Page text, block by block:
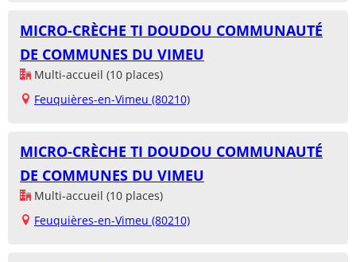
MICRO-CRÈCHE TI DOUDOU COMMUNAUTÉ
DE COMMUNES DU VIMEU
Multi-accueil (10 places)
Feuquières-en-Vimeu (80210)
MICRO-CRÈCHE TI DOUDOU COMMUNAUTÉ
DE COMMUNES DU VIMEU
Multi-accueil (10 places)
Feuquières-en-Vimeu (80210)